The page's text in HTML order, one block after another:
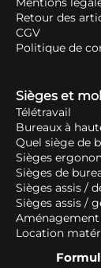
Retour des
CGV
Politique de
Sièges et
Télétravail
Bureaux à
Quel siège de
Sièges
Sièges de
Sièges assis /
Sièges assis /
Location